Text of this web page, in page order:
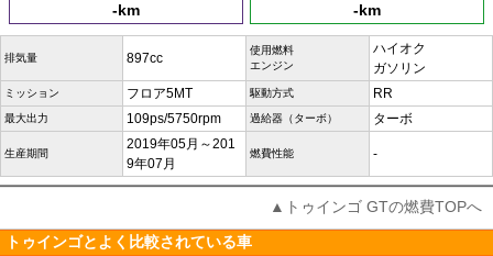
-km -km
排気量 897cc
使用燃料
エンジン
ハイオク
ガソリン
ミッション フロア5MT 駆動方式 RR
最大出力 109ps/5750rpm 過給器（ターボ） ターボ
生産期間
2019年05月～201
9年07月
燃費性能 -
▲トゥインゴ GTの燃費TOPへ
トゥインゴとよく比較されている車